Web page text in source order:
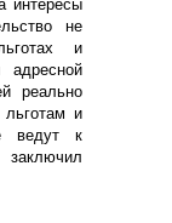
интересы
не
и
реально
и
ведут к